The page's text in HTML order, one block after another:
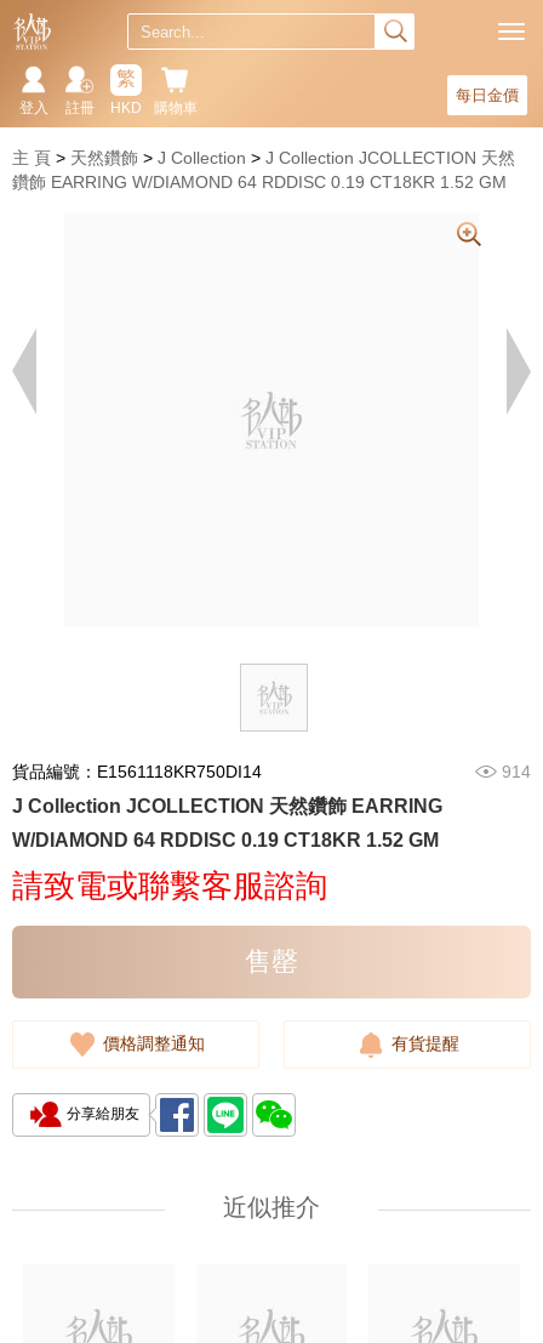
每日金價
購物車
繁
HKD
註冊
登入
主 頁 天然鑽飾 J Collection
J Collection JCOLLECTION 天然
鑽飾 EARRING W/DIAMOND 64 RDDISC 0.19 CT18KR 1.52 GM
貨品編號：E1561118KR750DI14 914
J Collection JCOLLECTION 天然鑽飾 EARRING
W/DIAMOND 64 RDDISC 0.19 CT18KR 1.52 GM
請致電或聯繫客服諮詢
售罄
價格調整通知 有貨提醒
分享給朋友
近似推介